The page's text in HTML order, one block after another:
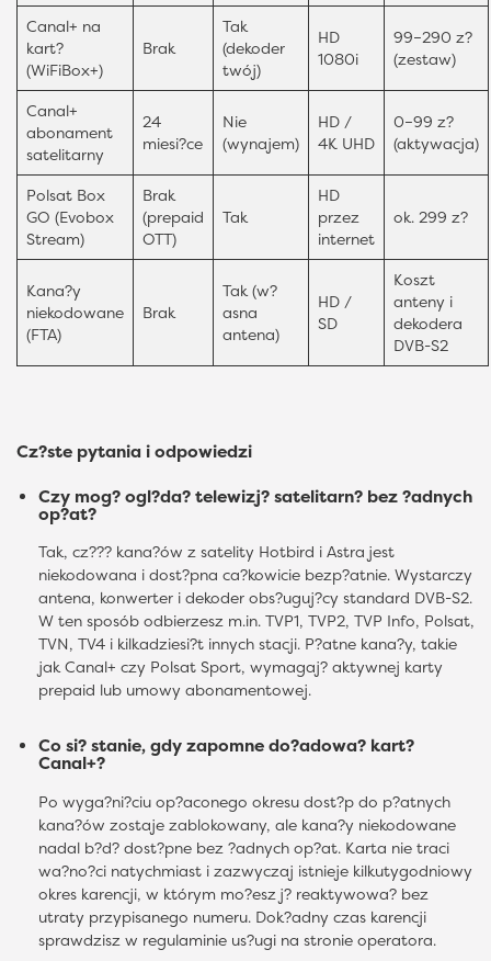
Canal+ na
kart?
(WiFiBox+)
Brak
Tak
(dekoder
twój)
HD
1080i
99–290 z?
(zestaw)
Canal+
abonament
satelitarny
24
miesi?ce
Nie
(wynajem)
HD /
4K UHD
0–99 z?
(aktywacja)
Polsat Box
GO (Evobox
Stream)
Brak
(prepaid
OTT)
Tak
HD
przez
internet
ok. 299 z?
Kana?y
niekodowane
(FTA)
Brak
Tak (w?
asna
antena)
HD /
SD
Koszt
anteny i
dekodera
DVB-S2
Cz?ste pytania i odpowiedzi
Czy mog? ogl?da? telewizj? satelitarn? bez ?adnych
op?at?
Tak, cz??? kana?ów z satelity Hotbird i Astra jest
niekodowana i dost?pna ca?kowicie bezp?atnie. Wystarczy
antena, konwerter i dekoder obs?uguj?cy standard DVB-S2.
W ten sposób odbierzesz m.in. TVP1, TVP2, TVP Info, Polsat,
TVN, TV4 i kilkadziesi?t innych stacji. P?atne kana?y, takie
jak Canal+ czy Polsat Sport, wymagaj? aktywnej karty
prepaid lub umowy abonamentowej.
Co si? stanie, gdy zapomne do?adowa? kart?
Canal+?
Po wyga?ni?ciu op?aconego okresu dost?p do p?atnych
kana?ów zostaje zablokowany, ale kana?y niekodowane
nadal b?d? dost?pne bez ?adnych op?at. Karta nie traci
wa?no?ci natychmiast i zazwyczaj istnieje kilkutygodniowy
okres karencji, w którym mo?esz j? reaktywowa? bez
utraty przypisanego numeru. Dok?adny czas karencji
sprawdzisz w regulaminie us?ugi na stronie operatora.